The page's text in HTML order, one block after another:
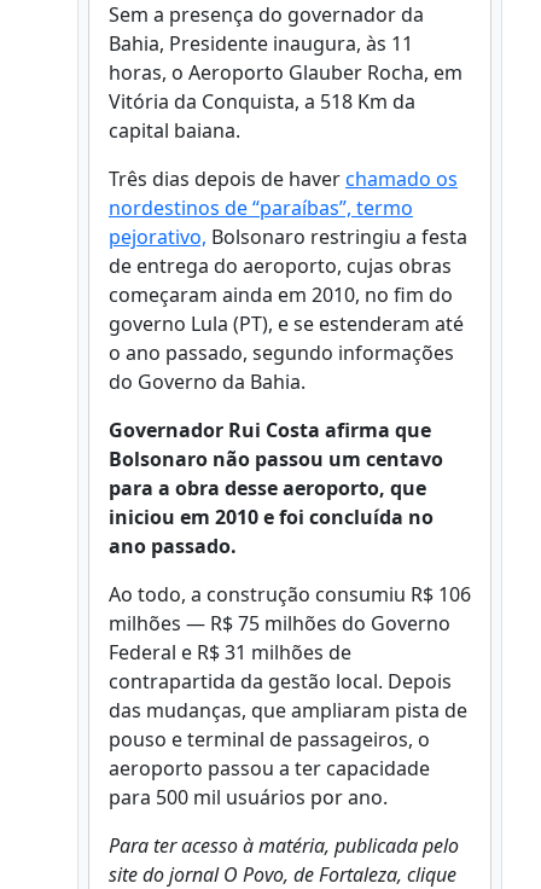
Sem a presença do governador da
Bahia, Presidente inaugura, às 11
horas, o Aeroporto Glauber Rocha, em
Vitória da Conquista, a 518 Km da
capital baiana.
Três dias depois de haverchamado os
nordestinos de “paraíbas”, termo
pejorativo, Bolsonaro restringiu a festa
de entrega do aeroporto, cujas obras
começaram ainda em 2010, no fim do
governo Lula (PT), e se estenderam até
o ano passado, segundo informações
do Governo da Bahia.
Governador Rui Costa afirma que
Bolsonaro não passou um centavo
para a obra desse aeroporto, que
iniciou em 2010 e foi concluída no
ano passado.
Ao todo, a construção consumiu R$ 106
milhões — R$ 75 milhões do Governo
Federal e R$ 31 milhões de
contrapartida da gestão local. Depois
das mudanças, que ampliaram pista de
pouso e terminal de passageiros, o
aeroporto passou a ter capacidade
para 500 mil usuários por ano.
Para ter acesso à matéria, publicada pelo
site do jornal O Povo, de Fortaleza, clique